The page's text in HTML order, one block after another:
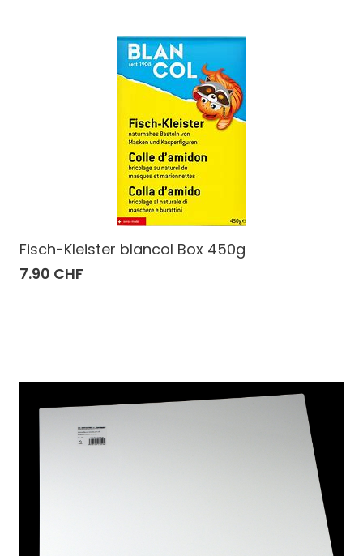
Fisch-Kleister blancol Box 450g
7.90 CHF